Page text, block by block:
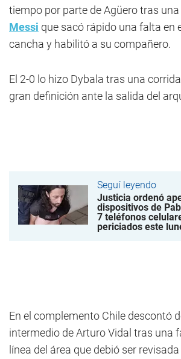
tiempo por parte de Agüero tras
Messi que sacó rápido una falta en
cancha y habilitó a su compañero.
El 2-0 lo hizo Dybala tras una
gran definición ante la salida del
Seguí leyendo
Justicia ordenó
dispositivos de
7 teléfonos
periciados este
En el complemento Chile descontó
intermedio de Arturo Vidal tras una
línea del área que debió ser revisada